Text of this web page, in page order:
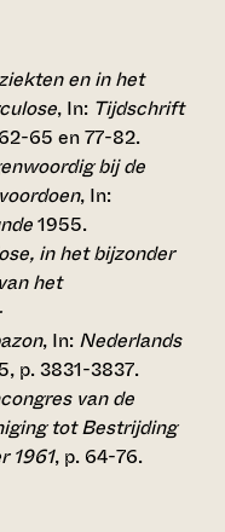
en in het
, In: Tijdschrift
65 en 77-82.
bij de
, In:
1955.
in het bijzonder
het
, In: Nederlands
p. 3831-3837.
van de
tot Bestrijding
1961, p. 64-76.